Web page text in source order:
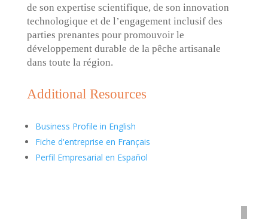
de son expertise scientifique, de son innovation
technologique et de l’engagement inclusif des
parties prenantes pour promouvoir le
développement durable de la pêche artisanale
dans toute la région.
Additional Resources
Business Profile in English
Fiche d'entreprise en Français
Perfil Empresarial en Español